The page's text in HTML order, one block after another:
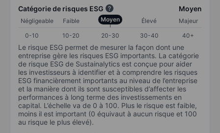
Catégorie de risques ESG Moyen
Négligeable Faible Moyen Élevé
Majeur
0-10
10-20 20-30 30-40 40+
Le risque ESG permet de mesurer la façon dont une
entreprise gère les risques ESG importants. La catégorie
de risque ESG de Sustainalytics est conçue pour aider
les investisseurs à identifier et à comprendre les risques
ESG financièrement importants au niveau de l’entreprise
et la manière dont ils sont susceptibles d’affecter les
performances à long terme des investissements en
capital. L’échelle va de 0 à 100. Plus le risque est faible,
moins il est important (0 équivaut à aucun risque et 100
au risque le plus élevé).